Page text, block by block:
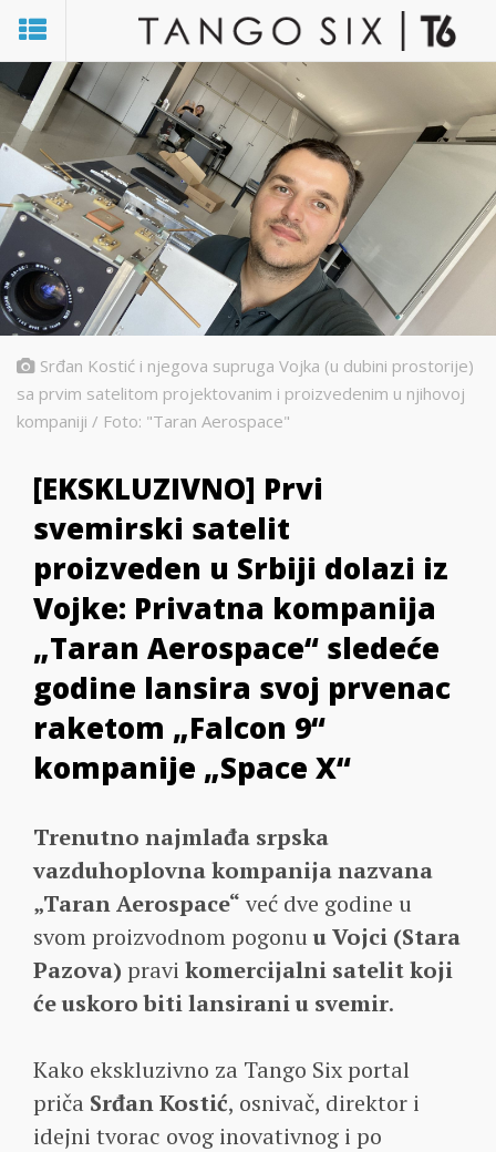
Srđan Kostić i njegova supruga Vojka (u dubini prostorije)
sa prvim satelitom projektovanim i proizvedenim u njihovoj
kompaniji / Foto: "Taran Aerospace"
[EKSKLUZIVNO] Prvi
svemirski satelit
proizveden u Srbiji dolazi iz
Vojke: Privatna kompanija
„Taran Aerospace“ sledeće
godine lansira svoj prvenac
raketom „Falcon 9“
kompanije „Space X“
Trenutno najmlađa srpska
vazduhoplovna kompanija nazvana
„Taran Aerospace“ već dve godine u
svom proizvodnom pogonu u Vojci (Stara
Pazova) pravi komercijalni satelit koji
će uskoro biti lansirani u svemir.
Kako ekskluzivno za Tango Six portal
priča Srđan Kostić, osnivač, direktor i
idejni tvorac ovog inovativnog i po